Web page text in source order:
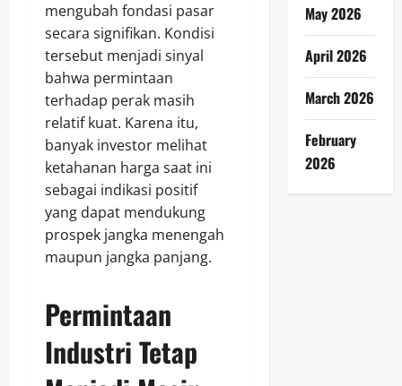
mengubah fondasi pasar
secara signifikan. Kondisi
tersebut menjadi sinyal
bahwa permintaan
terhadap perak masih
relatif kuat. Karena itu,
banyak investor melihat
ketahanan harga saat ini
sebagai indikasi positif
yang dapat mendukung
prospek jangka menengah
maupun jangka panjang.
Permintaan
Industri Tetap
May 2026
April 2026
March 2026
February
2026